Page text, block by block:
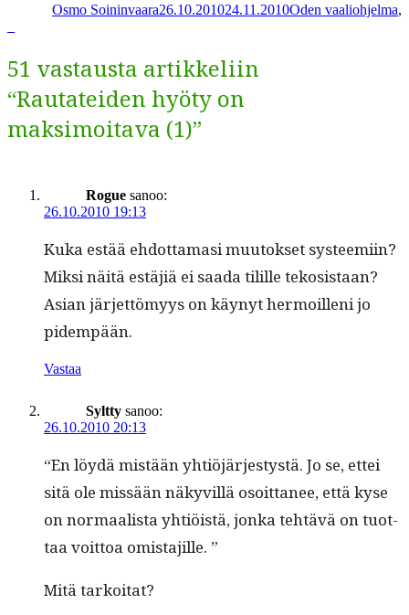
Osmo Soininvaara26.10.201024.11.2010Oden vaaliohjelma,
51 vastausta artikkeliin
“Rautateiden hyöty on
maksimoitava (1)”
Rogue sanoo:
26.10.2010 19:13
Kuka estää ehdot­ta­masi muu­tok­set sys­teemi­in?
Mik­si näitä estäjiä ei saa­da tilille teko­sis­taan?
Asian jär­jet­tömyys on käynyt her­moil­leni jo
pidempään.
Vastaa
Syltty sanoo:
26.10.2010 20:13
“En löy­dä mis­tään yhtiöjärjestys­tä. Jo se, ettei
sitä ole mis­sään näkyvil­lä osoit­ta­nee, että kyse
on nor­maal­ista yhtiöistä, jon­ka tehtävä on tuot­
taa voit­toa omistajille. ”
Mitä tarkoi­tat?